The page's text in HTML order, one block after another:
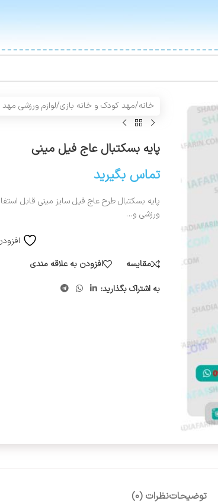
خانه/مهد کودک و خانه بازی/لوازم ورزشی
پایه بسکتبال عاج فیل مینی
تماس بگیرید
پایه بسکتبال طرح عاج فیل سایز مینی قابل
ورزشی و…
مقایسه
افزودن به علاقه مندی
به اشتراک بگذارید:
توضیحاتنظرات (0)